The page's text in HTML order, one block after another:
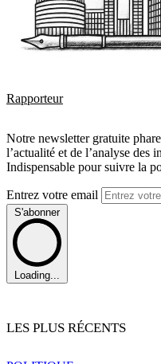
Rapporteur
Notre newsletter gratuite
l’actualité et de l’analyse des
Indispensable pour suivre la
Entrez votre email
S'abonner
Loading...
LES PLUS RÉCENTS